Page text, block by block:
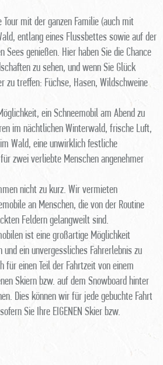
Tour mit der ganzen Familie (auch mit
entlang eines Flussbettes sowie auf der
Sees genießen. Hier haben Sie die Chance
zu sehen, und wenn Sie Glück
zu treffen: Füchse, Hasen, Wildschweine
ein Schneemobil am Abend zu
im nächtlichen Winterwald, frische Luft,
Wald, eine unwirklich festliche
zwei verliebte Menschen angenehmer
nicht zu kurz. Wir vermieten
an Menschen, die von der Routine
Feldern gelangweilt sind.
ist eine großartige Möglichkeit
ein unvergessliches Fahrerlebnis zu
für einen Teil der Fahrtzeit von einem
Skiern bzw. auf dem Snowboard hinter
Dies können wir für jede gebuchte Fahrt
Sie Ihre EIGENEN Skier bzw.